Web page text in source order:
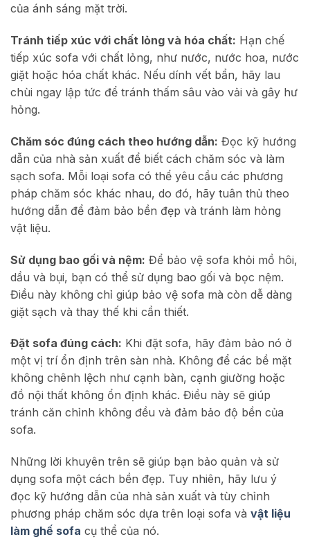
của ánh sáng mặt trời.
Tránh tiếp xúc với chất lỏng và hóa chất: Hạn chế
tiếp xúc sofa với chất lỏng, như nước, nước hoa, nước
giặt hoặc hóa chất khác. Nếu dính vết bẩn, hãy lau
chùi ngay lập tức để tránh thấm sâu vào vải và gây hư
hỏng.
Chăm sóc đúng cách theo hướng dẫn: Đọc kỹ hướng
dẫn của nhà sản xuất để biết cách chăm sóc và làm
sạch sofa. Mỗi loại sofa có thể yêu cầu các phương
pháp chăm sóc khác nhau, do đó, hãy tuân thủ theo
hướng dẫn để đảm bảo bền đẹp và tránh làm hỏng
vật liệu.
Sử dụng bao gối và nệm: Để bảo vệ sofa khỏi mồ hôi,
dầu và bụi, bạn có thể sử dụng bao gối và bọc nệm.
Điều này không chỉ giúp bảo vệ sofa mà còn dễ dàng
giặt sạch và thay thế khi cần thiết.
Đặt sofa đúng cách: Khi đặt sofa, hãy đảm bảo nó ở
một vị trí ổn định trên sàn nhà. Không để các bề mặt
không chênh lệch như cạnh bàn, cạnh giường hoặc
đồ nội thất không ổn định khác. Điều này sẽ giúp
tránh căn chỉnh không đều và đảm bảo độ bền của
sofa.
Những lời khuyên trên sẽ giúp bạn bảo quản và sử
dụng sofa một cách bền đẹp. Tuy nhiên, hãy lưu ý
đọc kỹ hướng dẫn của nhà sản xuất và tùy chỉnh
phương pháp chăm sóc dựa trên loại sofa và vật liệu
làm ghế sofa cụ thể của nó.